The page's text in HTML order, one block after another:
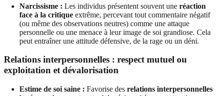
Narcissisme : Les individus présentent souvent une réaction
face à la critique extrême, percevant tout commentaire négatif
(ou même des observations neutres) comme une attaque
personnelle ou une menace à leur image de soi grandiose. Cela
peut entraîner une attitude défensive, de la rage ou un déni.
Relations interpersonnelles : respect mutuel ou
exploitation et dévalorisation
Estime de soi saine : Favorise des relations interpersonnelles